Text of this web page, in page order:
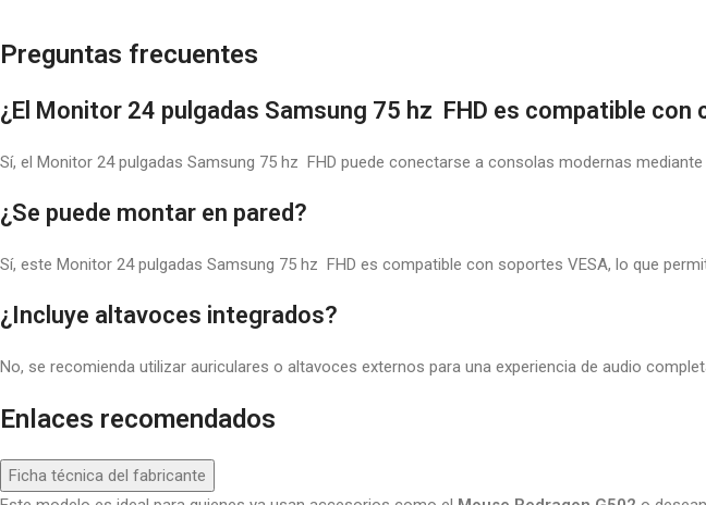
Preguntas frecuentes
¿El Monitor 24 pulgadas Samsung 75 hz FHD es compatible con
Sí, el Monitor 24 pulgadas Samsung 75 hz FHD puede conectarse a consolas modernas
¿Se puede montar en pared?
Sí, este Monitor 24 pulgadas Samsung 75 hz FHD es compatible con soportes VESA, lo que
¿Incluye altavoces integrados?
No, se recomienda utilizar auriculares o altavoces externos para una experiencia de audio
Enlaces recomendados
Ficha técnica del fabricante